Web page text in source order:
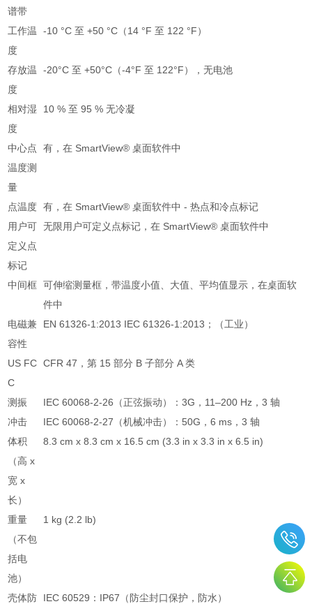
谱带
工作温
度
-10 °C 至 +50 °C（14 °F 至 122 °F）
存放温
度
-20°C 至 +50°C（-4°F 至 122°F），无电池
相对湿
度
10 % 至 95 % 无冷凝
中心点
温度测
量
有，在 SmartView® 桌面软件中
点温度 有，在 SmartView® 桌面软件中 - 热点和冷点标记
用户可
定义点
标记
无限用户可定义点标记，在 SmartView® 桌面软件中
中间框 可伸缩测量框，带温度小值、大值、平均值显示，在桌面软
件中
电磁兼
容性
EN 61326-1:2013 IEC 61326-1:2013；（工业）
US FC
C
CFR 47，第 15 部分 B 子部分 A 类
测振
IEC 60068-2-26（正弦振动）：3G，11–200 Hz，3 轴
冲击
IEC 60068-2-27（机械冲击）：50G，6 ms，3 轴
体积
（高 x
宽 x
长）
8.3 cm x 8.3 cm x 16.5 cm (3.3 in x 3.3 in x 6.5 in)
重量
（不包
括电
池）
1 kg (2.2 lb)
壳体防
IEC 60529：IP67（防尘封口保护，防水）